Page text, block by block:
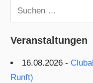
Suchen
nach:
Veranstaltungen
16.08.2026 -
Runft)